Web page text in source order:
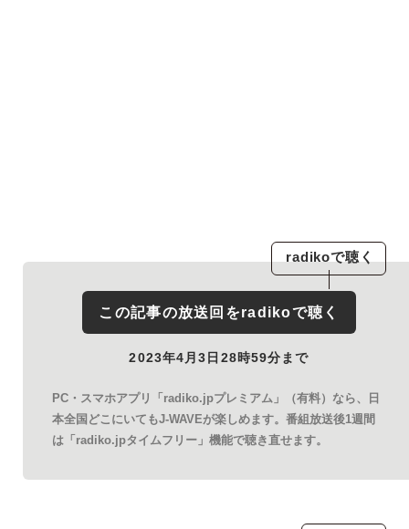
radikoで聴く
この記事の放送回をradikoで聴く
2023年4月3日28時59分まで
PC・スマホアプリ「radiko.jpプレミアム」（有料）なら、日
本全国どこにいてもJ-WAVEが楽しめます。番組放送後1週間
は「radiko.jpタイムフリー」機能で聴き直せます。